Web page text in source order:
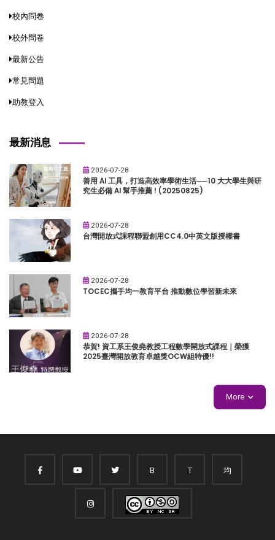
校內問卷
校外問卷
最新公告
常見問題
助教登入
最新消息
2026-07-28
善用 AI 工具，打造高效率學術生活──10 大大學生與研
究生必備 AI 幫手推薦 ! (20250825)
2026-07-28
台灣開放式課程聯盟創用CC4.0中英文版授權書
2026-07-28
TOCEC攜手均一教育平台 推動數位學習新未來
2026-07-28
恭賀! 資工系王俊堯教授工程數學開放式課程｜榮獲
2025臺灣開放教育卓越獎OCW組特優!!
More
B T 均